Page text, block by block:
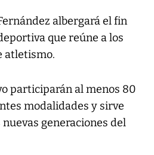
albergará el fin
que reúne a los
atletismo.
participarán al menos 80
modalidades y sirve
generaciones del